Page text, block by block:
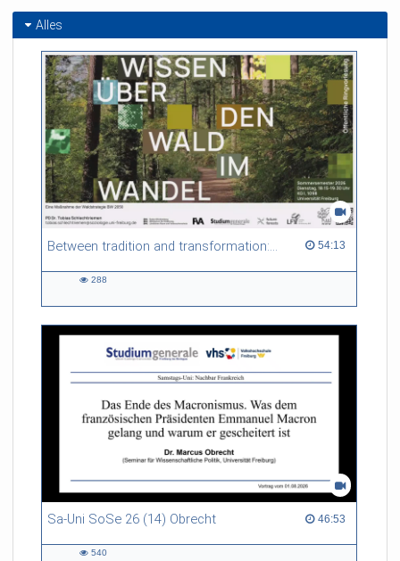
Alles
Between tradition and transformation: how owners, advisers and institutions co-create knowledge for resilient forests in Europe 54:13
54:13 duration
288
Sa-Uni SoSe 26 (14) Obrecht 46:53
46:53 duration
540